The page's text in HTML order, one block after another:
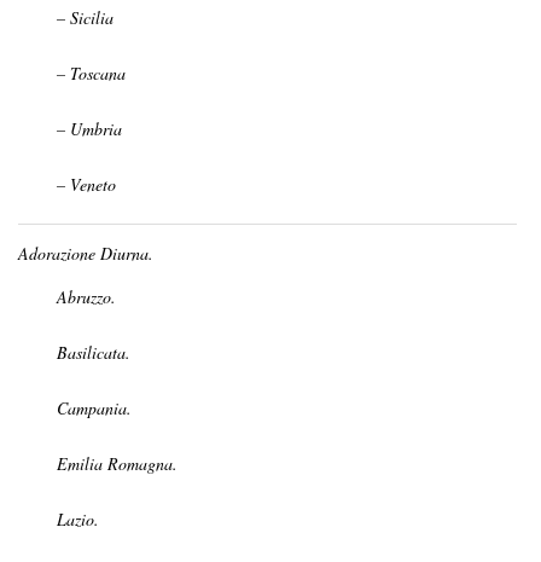
– Sicilia
– Toscana
– Umbria
– Veneto
Adorazione Diurna.
Abruzzo.
Basilicata.
Campania.
Emilia Romagna.
Lazio.